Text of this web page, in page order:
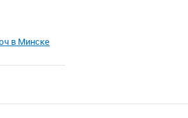
в Минске